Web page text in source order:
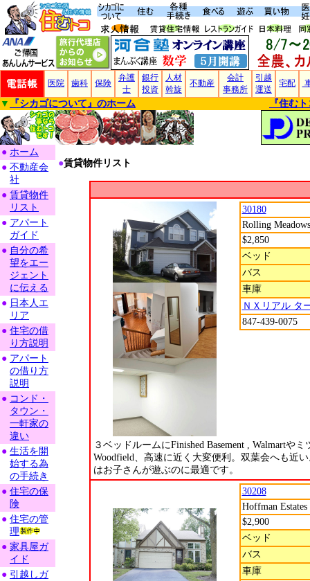
医院 歯科 保険
弁護
士
銀行
投資
人材
斡旋
不動産
会計
事務所
引越
運送
宅配
▼ 『シカゴについて』のホーム 『住む
● ホーム
● 不動産会
社
● 賃貸物件
リスト
● アパート
ガイド
● 自分の希
望をエー
ジェント
に伝える
● 日本人エ
リア
● 住宅の借
り方説明
● アパート
の借り方
説明
● コンド・
タウン・
一軒家の
違い
● 生活を開
始する為
の手続き
● 住宅の保
険
● 住宅の管
理
● 家具屋ガ
イド
● 引越しガ
●賃貸物件リスト
30180
Rolling Meadows
$2,850
ベッド
バス
車庫
ＮＸリアル タ
847-439-0075
３ベッドルームにFinished Basement , Walmartやミ
Woodfield、高速に近く大変便利。双葉会へも近
はお子さんが遊ぶのに最適です。
30208
Hoffman Estates
$2,900
ベッド
バス
車庫